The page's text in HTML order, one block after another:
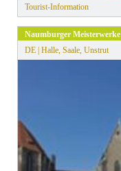
Tourist-Information
Naumburger Meisterwerke
DE | Halle, Saale, Unstrut